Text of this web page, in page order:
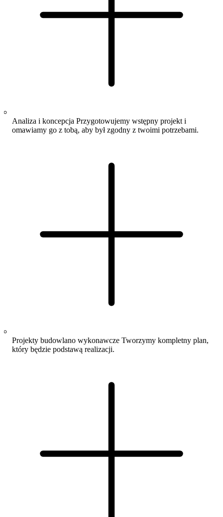
Analiza i koncepcja Przygotowujemy wstępny projekt i
omawiamy go z tobą, aby był zgodny z twoimi potrzebami.
Projekty budowlano wykonawcze Tworzymy kompletny plan,
który będzie podstawą realizacji.